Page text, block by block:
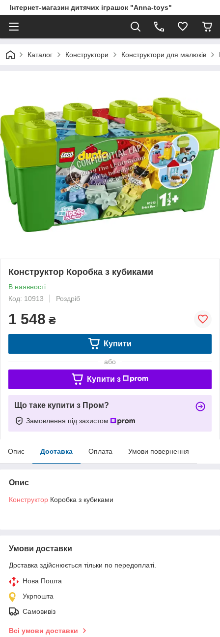
Інтернет-магазин дитячих іграшок "Anna-toys"
Каталог Конструктори Конструктори для малюків
Конструктор Коробка з кубиками
В наявності
Код: 10913
Роздріб
1 548 ₴
Купити
або
Купити з
Що таке купити з Пром?
Замовлення під захистом
Опис Доставка Оплата Умови повернення
Опис
Конструктор Коробка з кубиками
Умови доставки
Доставка здійснюється тільки по передоплаті.
Нова Пошта
Укрпошта
Самовивіз
Всі умови доставки